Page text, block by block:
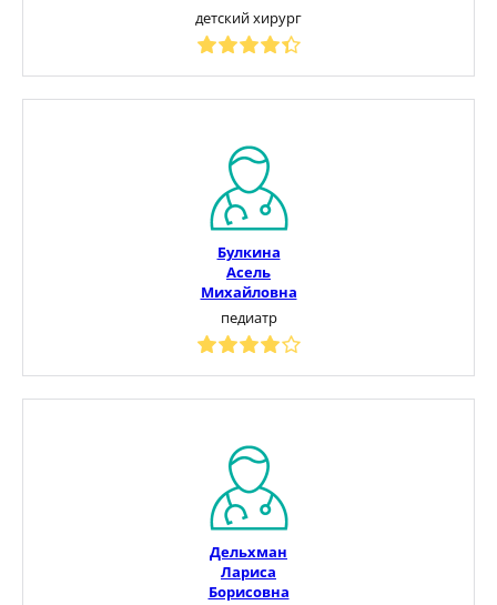
детский хирург
Булкина
Асель
Михайловна
педиатр
Дельхман
Лариса
Борисовна